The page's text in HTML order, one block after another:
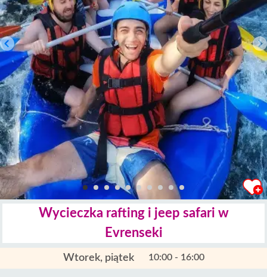
Wycieczka rafting i jeep safari w
Evrenseki
Wtorek, piątek 10:00 - 16:00